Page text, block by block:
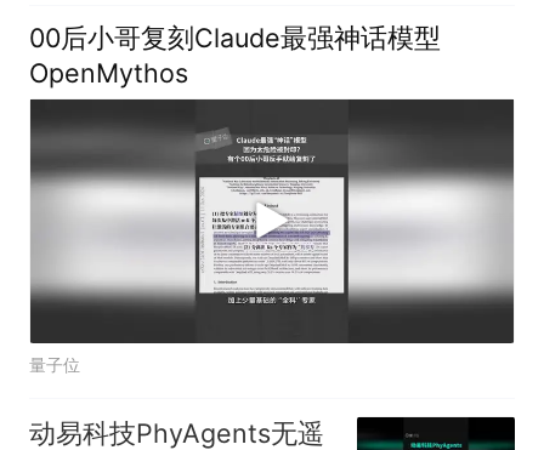
00后小哥复刻Claude最强神话模型
OpenMythos
量子位
动易科技PhyAgents无遥